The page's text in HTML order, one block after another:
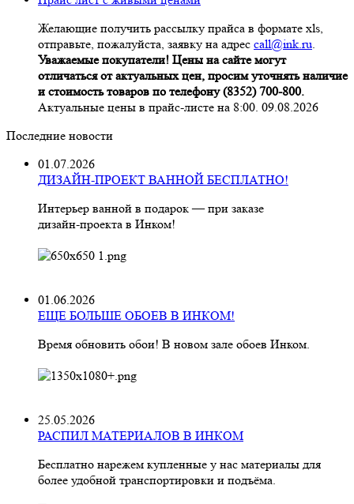
Желающие получить рассылку прайса в формате xls,
отправьте, пожалуйста, заявку на адрес call@ink.ru.
Уважаемые покупатели! Цены на сайте могут
отличаться от актуальных цен, просим уточнять наличие
и стоимость товаров по телефону (8352) 700-800.
Актуальные цены в прайс-листе на 8:00. 09.08.2026
Последние новости
01.07.2026
ДИЗАЙН-ПРОЕКТ ВАННОЙ БЕСПЛАТНО!
Интерьер ванной в подарок — при заказе
дизайн‑проекта в Инком!
01.06.2026
ЕЩЕ БОЛЬШЕ ОБОЕВ В ИНКОМ!
Время обновить обои! В новом зале обоев Инком.
25.05.2026
РАСПИЛ МАТЕРИАЛОВ В ИНКОМ
Бесплатно нарежем купленные у нас материалы для
более удобной транспортировки и подъёма.